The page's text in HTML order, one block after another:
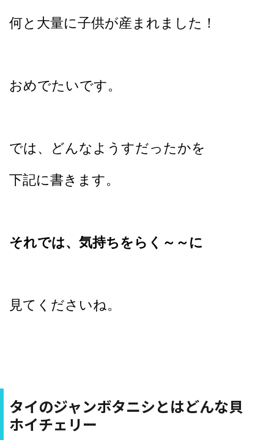
何と大量に子供が産まれました！
おめでたいです。
では、どんなようすだったかを
下記に書きます。
それでは、気持ちをらく～～に
見てくださいね。
タイのジャンボタニシとはどんな貝
ホイチェリー